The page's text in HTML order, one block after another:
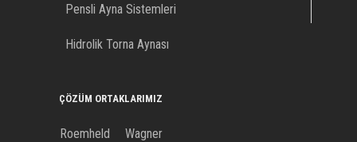
Pensli Ayna Sistemleri
Hidrolik Torna Aynası
ÇÖZÜM ORTAKLARIMIZ
Roemheld
Wagner